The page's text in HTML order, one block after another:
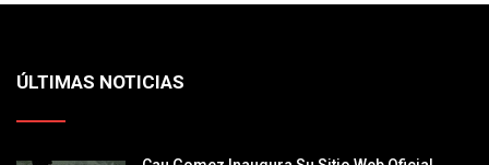
ÚLTIMAS NOTICIAS